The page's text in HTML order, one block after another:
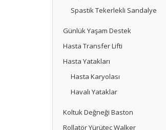
Spastik Tekerlekli Sandalye
Günlük Yaşam Destek
Hasta Transfer Lifti
Hasta Yatakları
Hasta Karyolası
Havalı Yataklar
Koltuk Değneği Baston
Rollatör Yürüteç Walker